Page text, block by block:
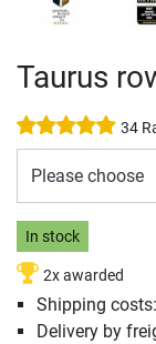
Taurus
34
Please choose
In stock
2x awarded
Shipping
Delivery by